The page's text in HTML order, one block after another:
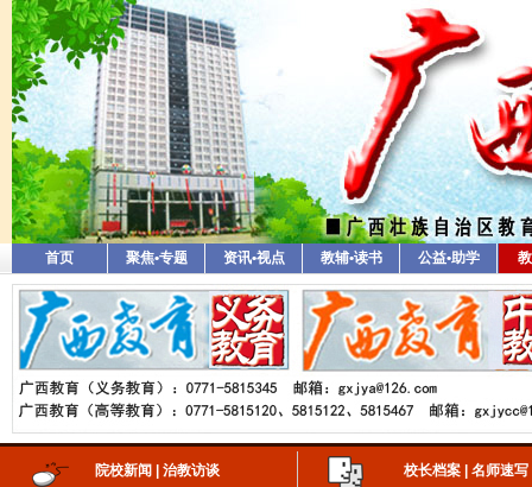
首页 聚焦•专题 资讯•视点 教辅•读书 公益•助学
院校新闻 治教访谈 校长档案 名师速写